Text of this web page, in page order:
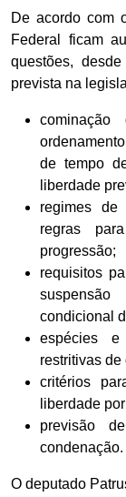
De acordo com
Federal ficam
questões,
prevista na
de tempo
liberdade
regimes de
regras
progressão;
requisitos
condicional
espécies
restritivas de
critérios
liberdade
previsão
condenação.
O deputado